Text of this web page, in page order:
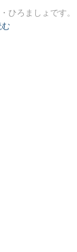
ひろましょです。
む